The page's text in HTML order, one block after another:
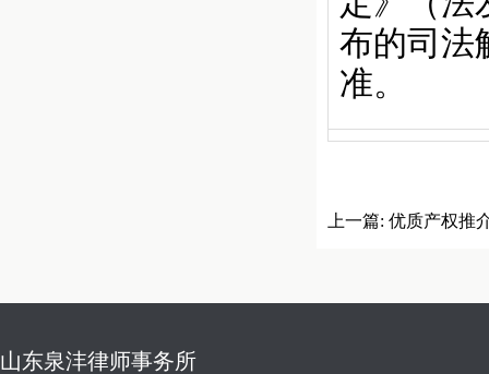
布的司法
准。
上一篇: 优质产权推
山东泉沣律师事务所